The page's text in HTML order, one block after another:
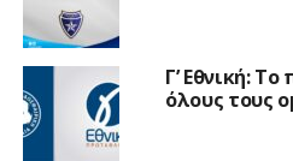
Γ’ Εθνική:
όλους τους